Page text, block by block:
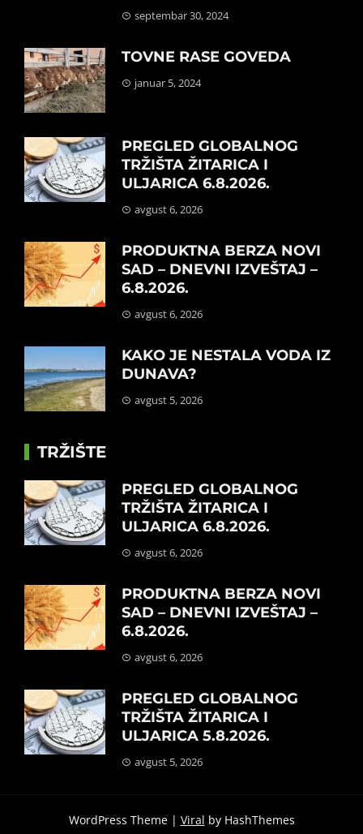
septembar 30, 2024
TOVNE RASE GOVEDA
januar 5, 2024
PREGLED GLOBALNOG
TRŽIŠTA ŽITARICA I
ULJARICA 6.8.2026.
avgust 6, 2026
PRODUKTNA BERZA NOVI
SAD – DNEVNI IZVEŠTAJ –
6.8.2026.
avgust 6, 2026
KAKO JE NESTALA VODA IZ
DUNAVA?
avgust 5, 2026
TRŽIŠTE
PREGLED GLOBALNOG
TRŽIŠTA ŽITARICA I
ULJARICA 6.8.2026.
avgust 6, 2026
PRODUKTNA BERZA NOVI
SAD – DNEVNI IZVEŠTAJ –
6.8.2026.
avgust 6, 2026
PREGLED GLOBALNOG
TRŽIŠTA ŽITARICA I
ULJARICA 5.8.2026.
avgust 5, 2026
WordPress Theme | Viral by HashThemes